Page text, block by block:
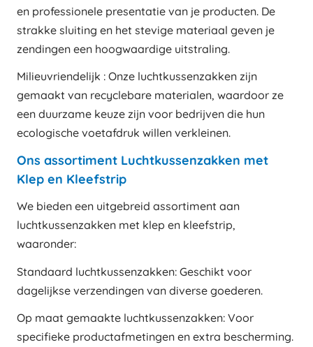
en professionele presentatie van je producten. De
strakke sluiting en het stevige materiaal geven je
zendingen een hoogwaardige uitstraling.
Milieuvriendelijk : Onze luchtkussenzakken zijn
gemaakt van recyclebare materialen, waardoor ze
een duurzame keuze zijn voor bedrijven die hun
ecologische voetafdruk willen verkleinen.
Ons assortiment Luchtkussenzakken met
Klep en Kleefstrip
We bieden een uitgebreid assortiment aan
luchtkussenzakken met klep en kleefstrip,
waaronder:
Standaard luchtkussenzakken: Geschikt voor
dagelijkse verzendingen van diverse goederen.
Op maat gemaakte luchtkussenzakken: Voor
specifieke productafmetingen en extra bescherming.